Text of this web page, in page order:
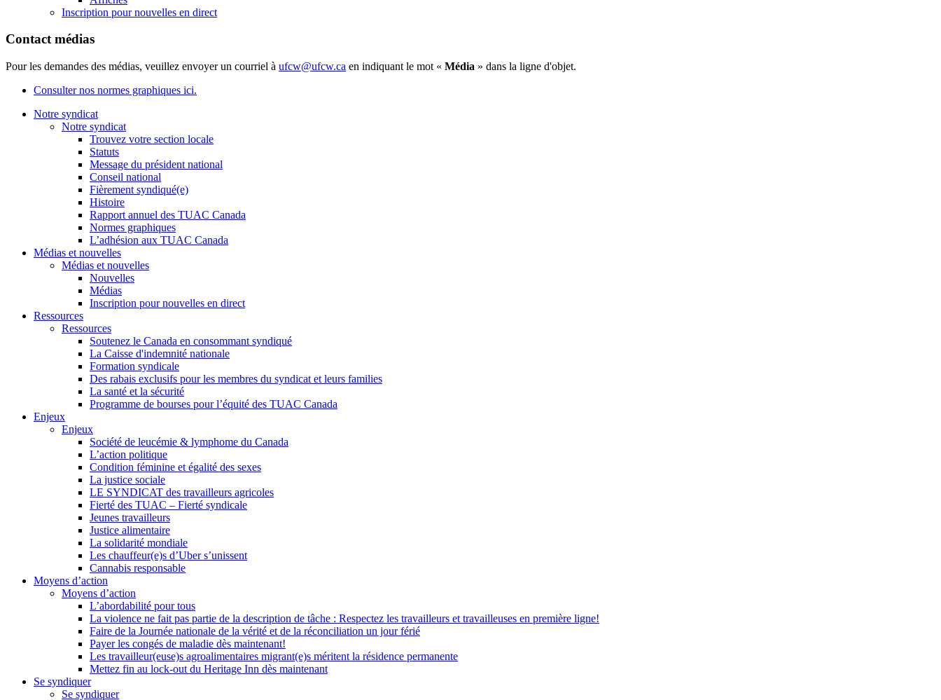
Inscription pour nouvelles en direct
Contact médias
Pour les demandes des médias, veuillez envoyer un courriel à ufcw@ufcw.ca en indiquant le mot « Média » dans la ligne d'objet.
Consulter nos normes graphiques ici.
Notre syndicat
Notre syndicat
Trouvez votre section locale
Statuts
Message du président national
Conseil national
Fièrement syndiqué(e)
Histoire
Rapport annuel des TUAC Canada
Normes graphiques
L’adhésion aux TUAC Canada
Médias et nouvelles
Médias et nouvelles
Nouvelles
Médias
Inscription pour nouvelles en direct
Ressources
Ressources
Soutenez le Canada en consommant syndiqué
La Caisse d'indemnité nationale
Formation syndicale
Des rabais exclusifs pour les membres du syndicat et leurs families
La santé et la sécurité
Programme de bourses pour l’équité des TUAC Canada
Enjeux
Enjeux
Société de leucémie & lymphome du Canada
L’action politique
Condition féminine et égalité des sexes
La justice sociale
LE SYNDICAT des travailleurs agricoles
Fierté des TUAC – Fierté syndicale
Jeunes travailleurs
Justice alimentaire
La solidarité mondiale
Les chauffeur(e)s d’Uber s’unissent
Cannabis responsable
Moyens d’action
Moyens d’action
L’abordabilité pour tous
La violence ne fait pas partie de la description de tâche : Respectez les travailleurs et travailleuses en première ligne!
Faire de la Journée nationale de la vérité et de la réconciliation un jour férié
Payer les congés de maladie dès maintenant!
Les travailleur(euse)s agroalimentaires migrant(e)s méritent la résidence permanente
Mettez fin au lock-out du Heritage Inn dès maintenant
Se syndiquer
Se syndiquer